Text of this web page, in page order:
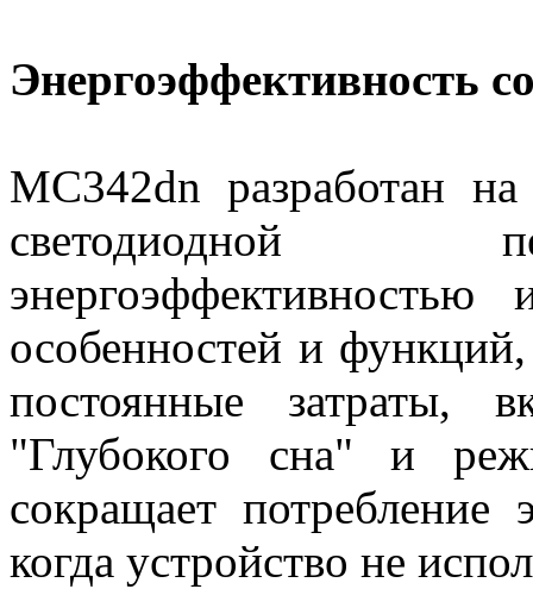
Энергоэффективность
MC342dn разработан
светодиодной
особенностей и
постоянные затраты,
"Глубокого сна" и
сокращает
когда устройство не